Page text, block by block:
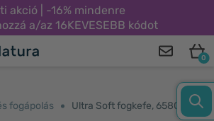
akció | -16% mindenre
a/az 16KEVESEBB kódot
0
fogápolás